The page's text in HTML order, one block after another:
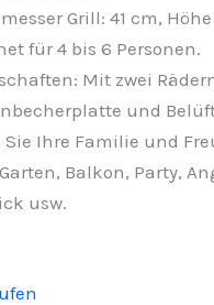
Grill: 41 cm,
für 4 bis 6 Personen.
Mit zwei
und
Sie Ihre Familie und
Balkon, Party,
usw.